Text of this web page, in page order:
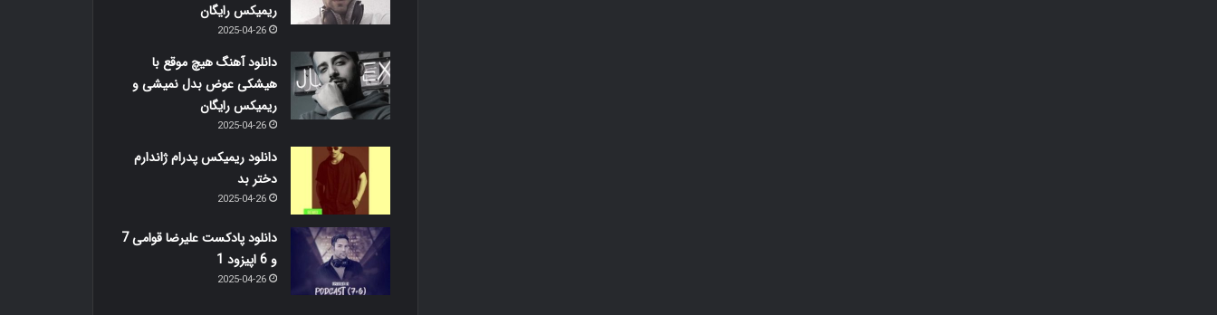
ریمیکس رایگان
2025-04-26
دانلود آهنگ هیچ موقع با
هیشکی عوض بدل نمیشی و
ریمیکس رایگان
2025-04-26
دانلود ریمیکس پدرام ژاندارم
دختر بد
2025-04-26
دانلود پادکست علیرضا قوامی 7
و 6 اپیزود 1
2025-04-26